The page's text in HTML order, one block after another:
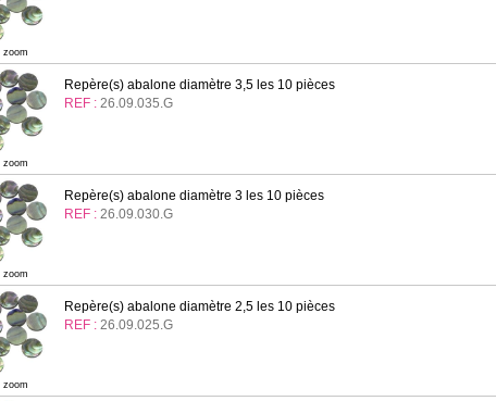
zoom
zoom
Repère(s) abalone diamètre 3,5 les 10 pièces
REF : 26.09.035.G
zoom
Repère(s) abalone diamètre 3 les 10 pièces
REF : 26.09.030.G
zoom
Repère(s) abalone diamètre 2,5 les 10 pièces
REF : 26.09.025.G